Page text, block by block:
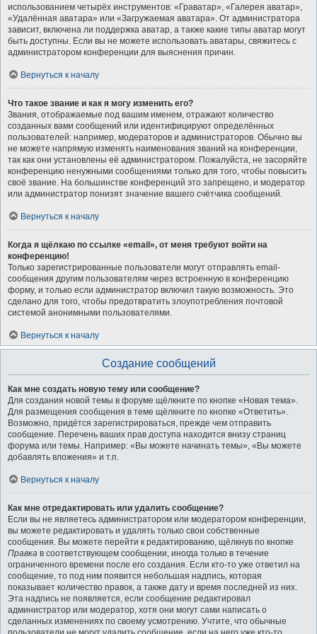
использованием четырёх инструментов: «Граватар», «Галерея аватар»,
«Удалённая аватара» или «Загружаемая аватара». От администратора
зависит, включена ли поддержка аватар, а также какие типы аватар могут
быть доступны. Если вы не можете использовать аватары, свяжитесь с
администратором конференции для выяснения причин.
Вернуться к началу
Что такое звание и как я могу изменить его?
Звания, отображаемые под вашим именем, отражают количество
созданных вами сообщений или идентифицируют определённых
пользователей: например, модераторов и администраторов. Обычно вы
не можете напрямую изменять наименования званий на конференции,
так как они установлены её администратором. Пожалуйста, не засоряйте
конференцию ненужными сообщениями только для того, чтобы повысить
своё звание. На большинстве конференций это запрещено, и модератор
или администратор понизят значение вашего счётчика сообщений.
Вернуться к началу
Когда я щёлкаю по ссылке «email», от меня требуют войти на
конференцию!
Только зарегистрированные пользователи могут отправлять email-
сообщения другим пользователям через встроенную в конференцию
форму, и только если администратор включил такую возможность. Это
сделано для того, чтобы предотвратить злоупотребления почтовой
системой анонимными пользователями.
Вернуться к началу
Создание сообщений
Как мне создать новую тему или сообщение?
Для создания новой темы в форуме щёлкните по кнопке «Новая тема».
Для размещения сообщения в теме щёлкните по кнопке «Ответить».
Возможно, придётся зарегистрироваться, прежде чем отправить
сообщение. Перечень ваших прав доступа находится внизу страниц
форума или темы. Например: «Вы можете начинать темы», «Вы можете
добавлять вложения» и т.п.
Вернуться к началу
Как мне отредактировать или удалить сообщение?
Если вы не являетесь администратором или модератором конференции,
вы можете редактировать и удалять только свои собственные
сообщения. Вы можете перейти к редактированию, щёлкнув по кнопке
Правка в соответствующем сообщении, иногда только в течение
ограниченного времени после его создания. Если кто-то уже ответил на
сообщение, то под ним появится небольшая надпись, которая
показывает количество правок, а также дату и время последней из них.
Эта надпись не появляется, если сообщение редактировал
администратор или модератор, хотя они могут сами написать о
сделанных изменениях по своему усмотрению. Учтите, что обычные